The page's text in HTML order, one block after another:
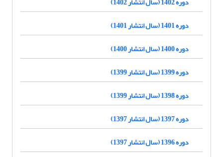
دوره 1401 (سال انتشار 1401)
دوره 1400 (سال انتشار 1400)
دوره 1399 (سال انتشار 1399)
دوره 1398 (سال انتشار 1399)
دوره 1397 (سال انتشار 1397)
دوره 1396 (سال انتشار 1397)